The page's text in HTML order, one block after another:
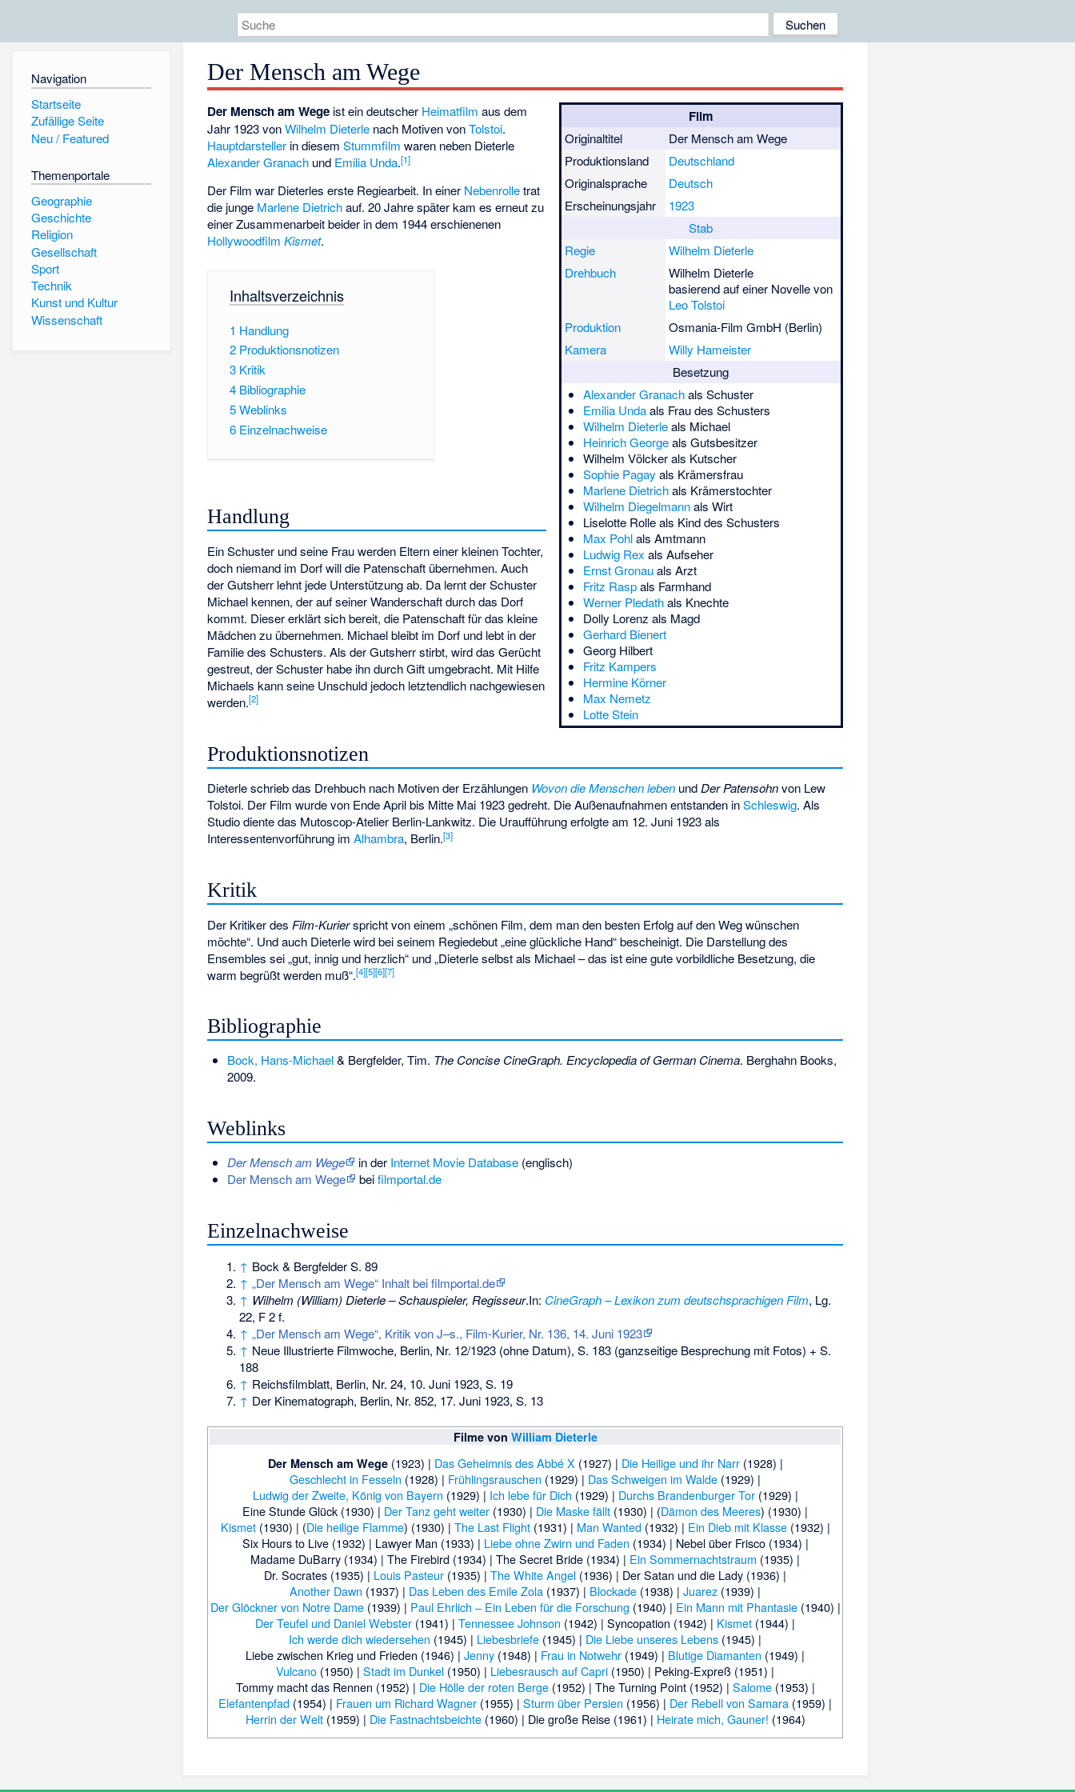
Navigation
Startseite
Zufällige Seite
Neu / Featured
Themenportale
Geographie
Geschichte
Religion
Gesellschaft
Sport
Technik
Kunst und Kultur
Wissenschaft
Der Mensch am Wege
Film
Originaltitel
Der Mensch am Wege
Produktionsland
Deutschland
Originalsprache
Deutsch
Erscheinungsjahr
1923
Stab
Regie
Wilhelm Dieterle
Drehbuch
Wilhelm Dieterle
basierend auf einer Novelle von
Leo Tolstoi
Produktion
Osmania-Film GmbH (Berlin)
Kamera
Willy Hameister
Besetzung
Alexander Granachals Schuster
Emilia Undaals Frau des Schusters
Wilhelm Dieterleals Michael
Heinrich Georgeals Gutsbesitzer
Wilhelm Völckerals Kutscher
Sophie Pagay als Krämersfrau
Marlene Dietrichals Krämerstochter
Wilhelm Diegelmannals Wirt
Liselotte Rolleals Kind des Schusters
Max Pohlals Amtmann
Ludwig Rex als Aufseher
Ernst Gronauals Arzt
Fritz Raspals Farmhand
Werner Pledathals Knechte
Dolly Lorenz als Magd
Gerhard Bienert
Georg Hilbert
Fritz Kampers
Hermine Körner
Max Nemetz
Lotte Stein
Der Mensch am Wege ist ein deutscher Heimatfilm aus dem
Jahr 1923 vonWilhelm Dieterle nach Motiven vonTolstoi.
Hauptdarsteller in diesemStummfilm waren neben Dieterle
Alexander Granach und Emilia Unda.[1]
Der Film war Dieterles erste Regiearbeit. In einer Nebenrolletrat
die junge Marlene Dietrichauf. 20 Jahre später kam es erneut zu
einer Zusammenarbeit beider in dem 1944 erschienenen
Hollywoodfilm Kismet.
Inhaltsverzeichnis
1 Handlung
2 Produktionsnotizen
3 Kritik
4 Bibliographie
5Weblinks
6 Einzelnachweise
Handlung
Ein Schuster und seine Frau werden Eltern einer kleinen Tochter,
doch niemand im Dorf will die Patenschaft übernehmen. Auch
der Gutsherr lehnt jede Unterstützung ab. Da lernt der Schuster
Michael kennen, der auf seiner Wanderschaft durch das Dorf
kommt. Dieser erklärt sich bereit, die Patenschaft für das kleine
Mädchen zu übernehmen. Michael bleibt im Dorf und lebt in der
Familie des Schusters. Als der Gutsherr stirbt, wird das Gerücht
gestreut, der Schuster habe ihn durch Gift umgebracht. Mit Hilfe
Michaels kann seine Unschuld jedoch letztendlich nachgewiesen
werden.[2]
Produktionsnotizen
Dieterle schrieb das Drehbuch nach Motiven der Erzählungen Wovon die Menschen leben undDer Patensohnvon Lew
Tolstoi. Der Film wurde von Ende April bis Mitte Mai 1923 gedreht. Die Außenaufnahmen entstanden inSchleswig. Als
Studio diente das Mutoscop-Atelier Berlin-Lankwitz. Die Uraufführung erfolgte am 12. Juni 1923 als
Interessentenvorführung imAlhambra, Berlin.[3]
Kritik
Der Kritiker des Film-Kurierspricht von einem „schönen Film, dem man den besten Erfolg auf den Weg wünschen
möchte“. Und auch Dieterle wird bei seinem Regiedebut „eine glückliche Hand“ bescheinigt. Die Darstellung des
Ensembles sei „gut, innig und herzlich“ und „Dieterle selbst als Michael – das ist eine gute vorbildliche Besetzung, die
warm begrüßt werden muß“.[4][5][6][7]
Bibliographie
Bock, Hans-Michael& Bergfelder, Tim. The Concise CineGraph. Encyclopedia of German Cinema. Berghahn Books,
2009.
Weblinks
Der Mensch am Wege in der Internet Movie Database(englisch)
Der Mensch am Wege
beifilmportal.de
Einzelnachweise
↑ Bock & Bergfelder S. 89
↑ „Der Mensch am Wege“ Inhalt bei filmportal.de
↑ Wilhelm (William) Dieterle – Schauspieler, Regisseur.In: CineGraph – Lexikon zum deutschsprachigen Film, Lg.
22, F 2 f.
↑ „Der Mensch am Wege“, Kritik von J–s., Film-Kurier, Nr. 136, 14. Juni 1923
↑ Neue Illustrierte Filmwoche, Berlin, Nr. 12/1923 (ohne Datum), S. 183 (ganzseitige Besprechung mit Fotos) + S.
188
↑ Reichsfilmblatt, Berlin, Nr. 24, 10. Juni 1923, S. 19
↑ Der Kinematograph, Berlin, Nr. 852, 17. Juni 1923, S. 13
Filme von William Dieterle
Der Mensch am Wege(1923) | Das Geheimnis des Abbé X (1927) | Die Heilige und ihr Narr(1928) |
Geschlecht in Fesseln (1928) | Frühlingsrauschen (1929) | Das Schweigen im Walde (1929) |
Ludwig der Zweite, König von Bayern (1929) | Ich lebe für Dich (1929) | Durchs Brandenburger Tor(1929) |
Eine Stunde Glück (1930) | Der Tanz geht weiter (1930) | Die Maske fällt (1930) | (Dämon des Meeres) (1930) |
Kismet(1930) | (Die heilige Flamme) (1930) | The Last Flight(1931) | Man Wanted(1932) | Ein Dieb mit Klasse(1932) |
Six Hours to Live(1932) | Lawyer Man (1933) | Liebe ohne Zwirn und Faden (1934) | Nebel über Frisco(1934) |
Madame DuBarry (1934) | The Firebird (1934) | The Secret Bride (1934) | Ein Sommernachtstraum (1935) |
Dr. Socrates (1935) | Louis Pasteur (1935) | The White Angel (1936) | Der Satan und die Lady (1936) |
Another Dawn (1937) | Das Leben des Emile Zola (1937) | Blockade (1938) | Juarez (1939) |
Der Glöckner von Notre Dame(1939) | Paul Ehrlich – Ein Leben für die Forschung (1940) | Ein Mann mit Phantasie(1940) |
Der Teufel und Daniel Webster (1941) | Tennessee Johnson (1942) | Syncopation (1942) | Kismet (1944) |
Ich werde dich wiedersehen (1945) | Liebesbriefe (1945) | Die Liebe unseres Lebens (1945) |
Liebe zwischen Krieg und Frieden (1946) | Jenny (1948) | Frau in Notwehr (1949) | Blutige Diamanten (1949) |
Vulcano (1950) | Stadt im Dunkel (1950) | Liebesrausch auf Capri (1950) | Peking-Expreß (1951) |
Tommy macht das Rennen (1952) | Die Hölle der roten Berge(1952) | The Turning Point(1952) | Salome(1953) |
Elefantenpfad (1954) | Frauen um Richard Wagner (1955) | Sturm über Persien (1956) | Der Rebell von Samara (1959) |
Herrin der Welt(1959) | Die Fastnachtsbeichte(1960) | Die große Reise(1961) | Heirate mich, Gauner! (1964)